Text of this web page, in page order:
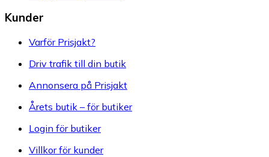
Kunder
Varför Prisjakt?
Driv trafik till din butik
Annonsera på Prisjakt
Årets butik – för butiker
Login för butiker
Villkor för kunder